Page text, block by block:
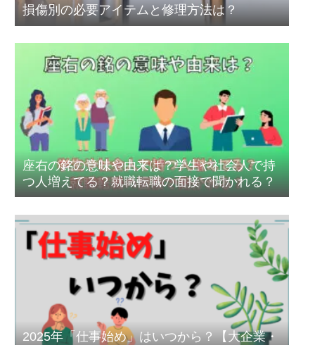
損傷別の必要アイテムと修理方法は？
座右の銘の意味や由来は？学生や社会人で持
つ人増えてる？就職転職の面接で聞かれる？
2025年「仕事始め」はいつから？【大企業・